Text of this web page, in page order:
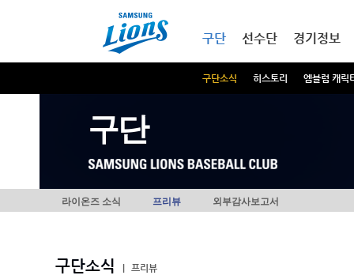
구단
구단소식 히스토리 엠블럼 캐릭
선수단 경기정보
구단
라이온즈 소식 프리뷰 외부감사보고서
구단소식
프리뷰